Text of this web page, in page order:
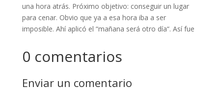
una hora atrás. Próximo objetivo: conseguir un lugar
para cenar. Obvio que ya a esa hora iba a ser
imposible. Ahí aplicó el “mañana será otro día“. Así fue
0 comentarios
Enviar un comentario